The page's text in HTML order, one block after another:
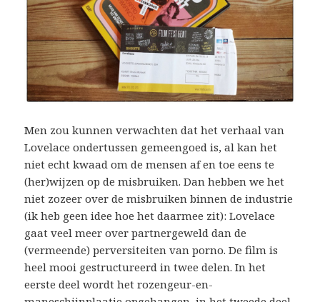
Men zou kunnen verwachten dat het verhaal van
Lovelace ondertussen gemeengoed is, al kan het
niet echt kwaad om de mensen af en toe eens te
(her)wijzen op de misbruiken. Dan hebben we het
niet zozeer over de misbruiken binnen de industrie
(ik heb geen idee hoe het daarmee zit): Lovelace
gaat veel meer over partnergeweld dan de
(vermeende) perversiteiten van porno. De film is
heel mooi gestructureerd in twee delen. In het
eerste deel wordt het rozengeur-en-